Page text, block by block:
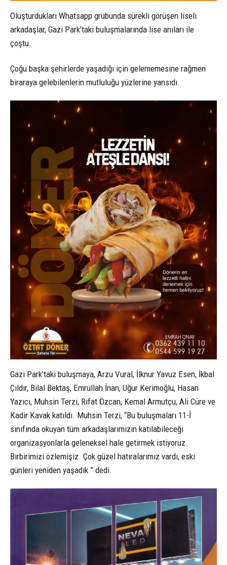
Oluşturdukları Whatsapp grubunda sürekli görüşen liseli
arkadaşlar, Gazi Park’taki buluşmalarında lise anıları ile
çoştu.
Çoğu başka şehirlerde yaşadığı için gelememesine rağmen
biraraya gelebilenlerin mutluluğu yüzlerine yansıdı.
Gazi Park’taki buluşmaya, Arzu Vural, İlknur Yavuz Esen, İkbal
Çıldır, Bilal Bektaş, Emrullah İnan, Uğur Kerimoğlu, Hasan
Yazıcı, Muhsin Terzi, Rıfat Özcan, Kemal Armutçu, Ali Cüre ve
Kadir Kavak katıldı. Muhsin Terzi, “Bu buluşmaları 11-İ
sınıfında okuyan tüm arkadaşlarımızın katılabileceği
organizasyonlarla geleneksel hale getirmek istiyoruz.
Birbirimizi özlemişiz. Çok güzel hatıralarımız vardı, eski
günleri yeniden yaşadık ” dedi.